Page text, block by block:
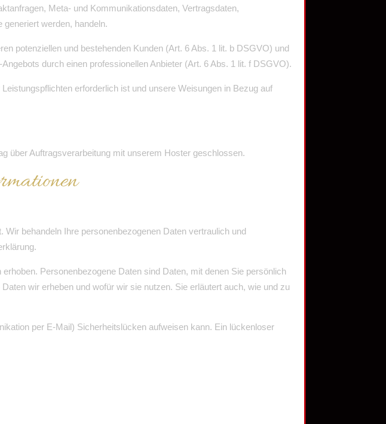
Meta- und Kommunikationsdaten, Vertragsdaten,
werden, handeln.
potenziellen und bestehenden Kunden (Art. 6 Abs. 1 lit. b DSGVO) und
durch einen professionellen Anbieter (Art. 6 Abs. 1 lit. f DSGVO).
erforderlich ist und unsere Weisungen in Bezug auf
über Auftragsverarbeitung mit unserem Hoster geschlossen.
behandeln Ihre personenbezogenen Daten vertraulich und
Personenbezogene Daten sind Daten, mit denen Sie persönlich
wir erheben und wofür wir sie nutzen. Sie erläutert auch, wie und zu
per E-Mail) Sicherheitslücken aufweisen kann. Ein lückenloser